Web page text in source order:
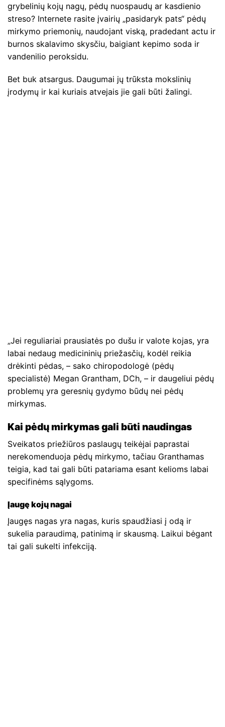
grybelinių kojų nagų, pėdų nuospaudų ar kasdienio
streso? Internete rasite įvairių „pasidaryk pats“ pėdų
mirkymo priemonių, naudojant viską, pradedant actu ir
burnos skalavimo skysčiu, baigiant kepimo soda ir
vandenilio peroksidu.
Bet buk atsargus. Daugumai jų trūksta mokslinių
įrodymų ir kai kuriais atvejais jie gali būti žalingi.
„Jei reguliariai prausiatės po dušu ir valote kojas, yra
labai nedaug medicininių priežasčių, kodėl reikia
drėkinti pėdas, – sako chiropodologė (pėdų
specialistė) Megan Grantham, DCh, – ir daugeliui pėdų
problemų yra geresnių gydymo būdų nei pėdų
mirkymas.
Kai pėdų mirkymas gali būti naudingas
Sveikatos priežiūros paslaugų teikėjai paprastai
nerekomenduoja pėdų mirkymo, tačiau Granthamas
teigia, kad tai gali būti patariama esant kelioms labai
specifinėms sąlygoms.
Įaugę kojų nagai
Įaugęs nagas yra nagas, kuris spaudžiasi į odą ir
sukelia paraudimą, patinimą ir skausmą. Laikui bėgant
tai gali sukelti infekciją.